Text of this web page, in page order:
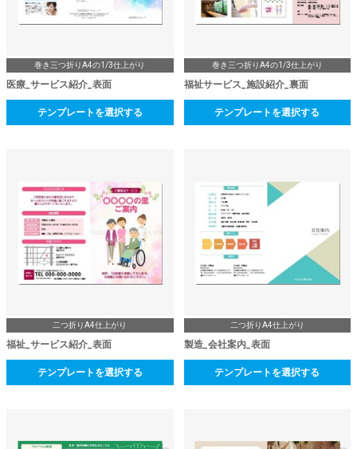
巻き三つ折りA4の1/3仕上がり
医療_サービス紹介_表面
テンプレートを選択する
巻き三つ折りA4の1/3仕上がり
福祉サービス_施設紹介_裏面
テンプレートを選択する
二つ折りA4仕上がり
福祉_サービス紹介_表面
テンプレートを選択する
二つ折りA4仕上がり
製造_会社案内_表面
テンプレートを選択する